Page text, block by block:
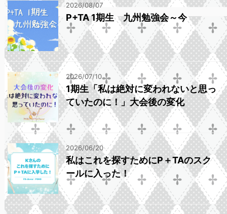
2026/08/07
P+TA 1期生 九州勉強会～今
2026/07/10
1期生「私は絶対に変われないと思っ
ていたのに！」大会後の変化
2026/06/20
私はこれを探すためにP＋TAのスク
ールに入った！